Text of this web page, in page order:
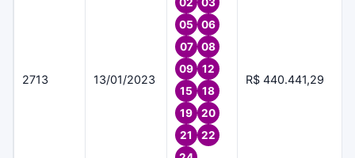
2713 13/01/2023
05
06
07
08
09
12
15
18
19
20
21
22
R$ 440.441,29